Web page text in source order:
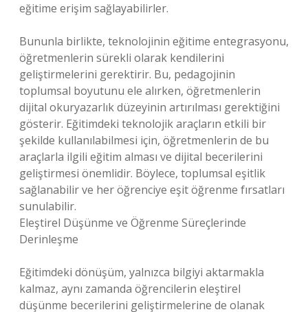
eğitime erişim sağlayabilirler.
Bununla birlikte, teknolojinin eğitime entegrasyonu,
öğretmenlerin sürekli olarak kendilerini
geliştirmelerini gerektirir. Bu, pedagojinin
toplumsal boyutunu ele alırken, öğretmenlerin
dijital okuryazarlık düzeyinin artırılması gerektiğini
gösterir. Eğitimdeki teknolojik araçların etkili bir
şekilde kullanılabilmesi için, öğretmenlerin de bu
araçlarla ilgili eğitim alması ve dijital becerilerini
geliştirmesi önemlidir. Böylece, toplumsal eşitlik
sağlanabilir ve her öğrenciye eşit öğrenme fırsatları
sunulabilir.
Eleştirel Düşünme ve Öğrenme Süreçlerinde
Derinleşme
Eğitimdeki dönüşüm, yalnızca bilgiyi aktarmakla
kalmaz, aynı zamanda öğrencilerin eleştirel
düşünme becerilerini geliştirmelerine de olanak